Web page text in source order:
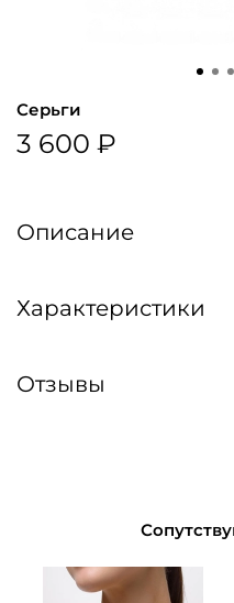
Серьги
3 600 ₽
Описание
Характеристики
Отзывы